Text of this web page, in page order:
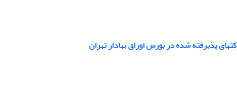
پذیرفته شده در بورس اوراق بهادار تهران